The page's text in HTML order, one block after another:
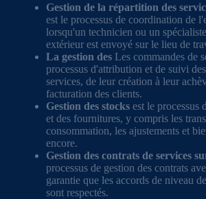
Gestion de la répartition des
est le processus de coordination de
lorsqu'un technicien ou un
extérieur est envoyé sur le lieu de
La gestion desLes commandes de
processus d'attribution et de suivi
services, de leur création à leur
facturation des clients.
Gestion des stocksest le processus
et des fournitures, y compris les
consommation, les ajustements et
encore.
Gestion des contrats de services
processus de gestion des contrats
garantie que les accords de niveau
sont respectés.